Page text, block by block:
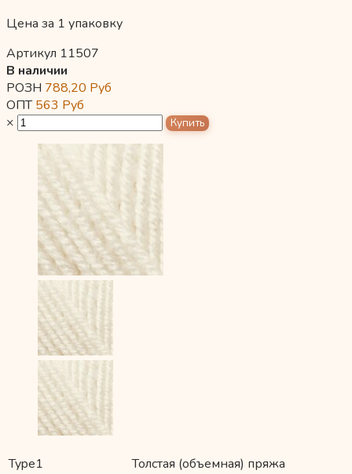
Цена за 1 упаковку
Артикул 11507
В наличии
РОЗН 788,20 Руб
ОПТ563 Руб
×
Type1
Толстая (объемная) пряжа